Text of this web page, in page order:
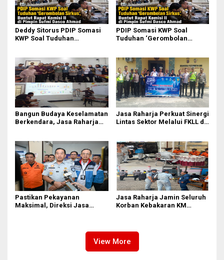
Deddy Sitorus PDIP Somasi
KWP Soal Tuduhan
Sufmi Dasco Ahmad
PDIP Somasi KWP Soal
Tuduhan ‘Gerombolan
Ahmad
Bangun Budaya Keselamatan
Berkendara, Jasa Raharja
Jasa Raharja Perkuat Sinergi
Lintas Sektor Melalui FKLL di
Pastikan Pekayanan
Maksimal, Direksi Jasa
Jasa Raharja Jamin Seluruh
Korban Kebakaran KM
View More